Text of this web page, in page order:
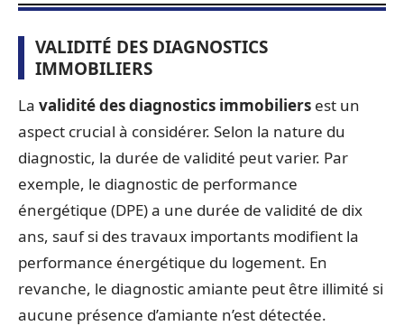
VALIDITÉ DES DIAGNOSTICS
IMMOBILIERS
La validité des diagnostics immobiliers est un
aspect crucial à considérer. Selon la nature du
diagnostic, la durée de validité peut varier. Par
exemple, le diagnostic de performance
énergétique (DPE) a une durée de validité de dix
ans, sauf si des travaux importants modifient la
performance énergétique du logement. En
revanche, le diagnostic amiante peut être illimité si
aucune présence d’amiante n’est détectée.